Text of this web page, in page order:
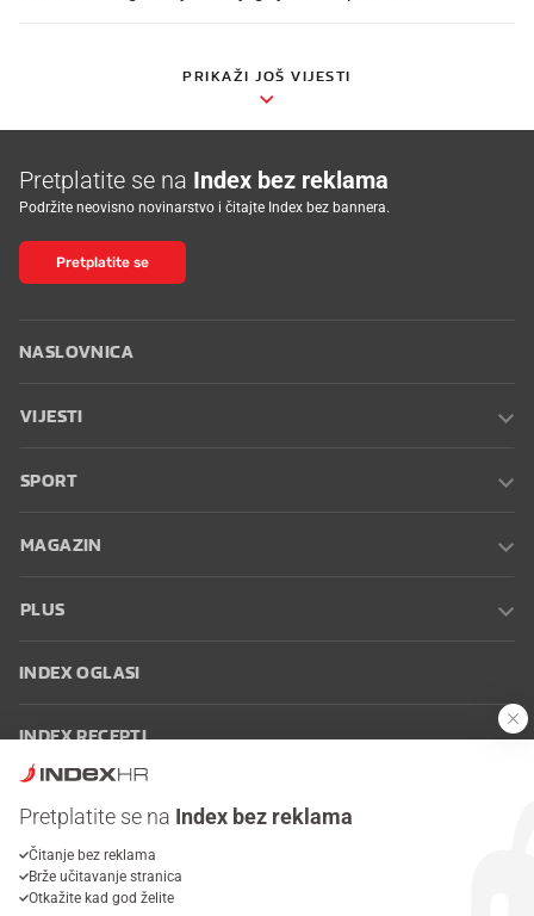
PRIKAŽI JOŠ VIJESTI
Pretplatite se na Index bez reklama
Podržite neovisno novinarstvo i čitajte Index bez bannera.
Pretplatite se
NASLOVNICA
VIJESTI
SPORT
MAGAZIN
PLUS
INDEX OGLASI
INDEX RECEPTI
Oglašavanje Zaposli se na Indexu
korištenja
Postavke kolačića
Pretplatite se na Index bez reklama
Čitanje bez reklama
Brže učitavanje stranica
Otkažite kad god želite